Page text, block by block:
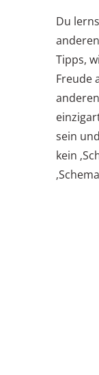
Du
Tipps,
Freude
sein
kein